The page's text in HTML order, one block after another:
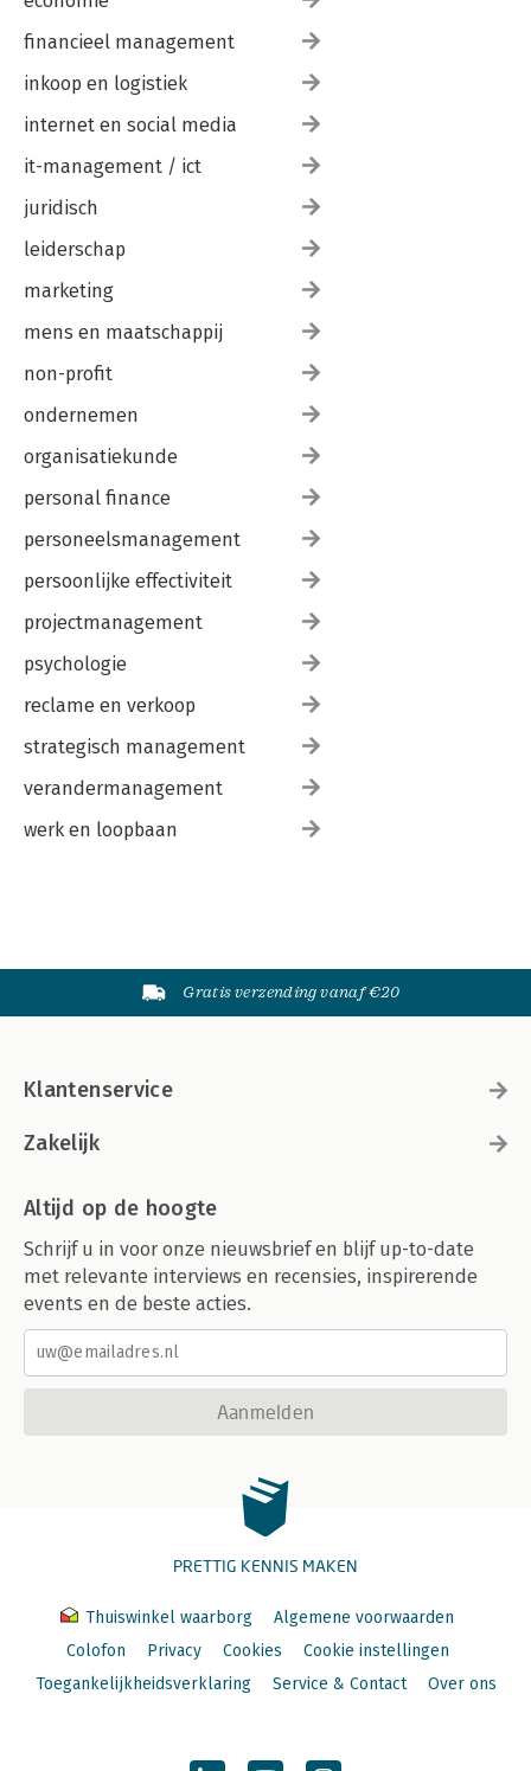
financieel management
inkoop en logistiek
internet en social media
it-management / ict
juridisch
leiderschap
marketing
mens en maatschappij
non-profit
ondernemen
organisatiekunde
personal finance
personeelsmanagement
persoonlijke effectiviteit
projectmanagement
psychologie
reclame en verkoop
strategisch management
verandermanagement
werk en loopbaan
Gratis verzending vanaf €20
Klantenservice
Zakelijk
Altijd op de hoogte
Schrijf u in voor onze nieuwsbrief en blijf up-to-date
met relevante interviews en recensies, inspirerende
events en de beste acties.
Aanmelden
PRETTIG KENNIS MAKEN
Thuiswinkel waarborg
Algemene voorwaarden
Colofon
Privacy Cookies
Cookie instellingen
Toegankelijkheidsverklaring
Service & Contact Over ons